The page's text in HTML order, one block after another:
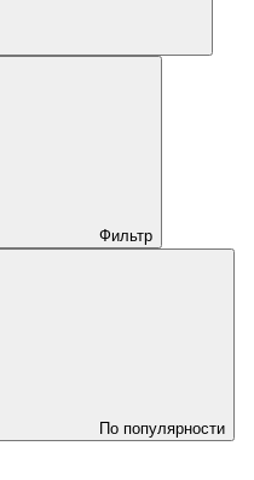
Фильтр
По популярности